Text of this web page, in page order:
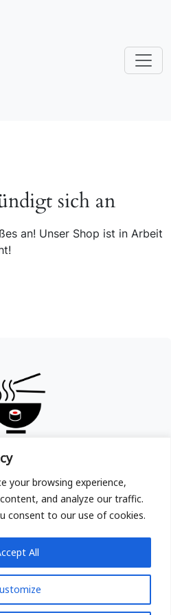
your browsing experience,
and analyze our traffic.
consent to our use of cookies.
All
sich an
an! Unser Shop ist in Arbeit
2025